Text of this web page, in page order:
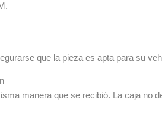
que la pieza es apta para su
manera que se recibió. La caja no